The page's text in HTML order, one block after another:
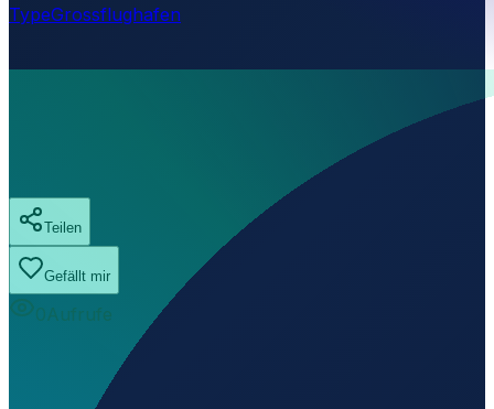
TypeGrossflughafen
Teilen
Gefällt mir
0Aufrufe